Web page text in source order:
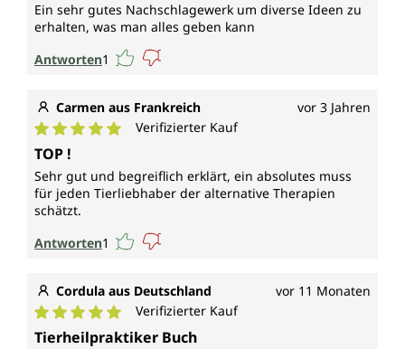
Ein sehr gutes Nachschlagewerk um diverse Ideen zu
erhalten, was man alles geben kann
Antworten1
Carmen aus Frankreich vor 3 Jahren
Durchschnittliche Bewertung von 5 von 5 Sternen
Verifizierter Kauf
TOP !
Sehr gut und begreiflich erklärt, ein absolutes muss
für jeden Tierliebhaber der alternative Therapien
schätzt.
Antworten1
Cordula aus Deutschland vor 11 Monaten
Durchschnittliche Bewertung von 5 von 5 Sternen
Verifizierter Kauf
Tierheilpraktiker Buch